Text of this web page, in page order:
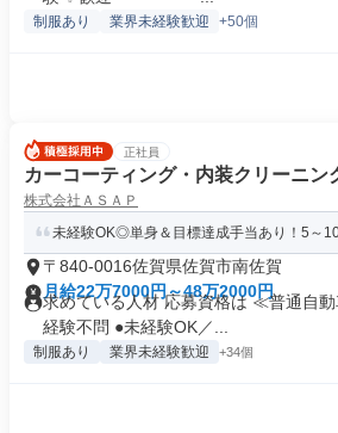
制服あり 業界未経験歓迎 +50個
正社員
カーコーティング・内装クリーニン
株式会社ＡＳＡＰ
未経験OK◎単身＆目標達成手当あり！5～
〒840-0016佐賀県佐賀市南佐賀
月給22万7000円～48万2000円
求めている人材 応募資格は ≪普通自
経験不問 ●未経験OK／...
制服あり 業界未経験歓迎 +34個